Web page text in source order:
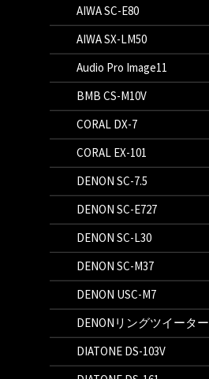
AIWA SC-E80
AIWA SX-LM50
Audio Pro Image11
BMB CS-M10V
CORAL DX-7
CORAL EX-101
DENON SC-7.5
DENON SC-E727
DENON SC-L30
DENON SC-M37
DENON USC-M7
DENONリングツイーター
DIATONE DS-103V